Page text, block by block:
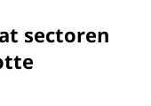
sectoren